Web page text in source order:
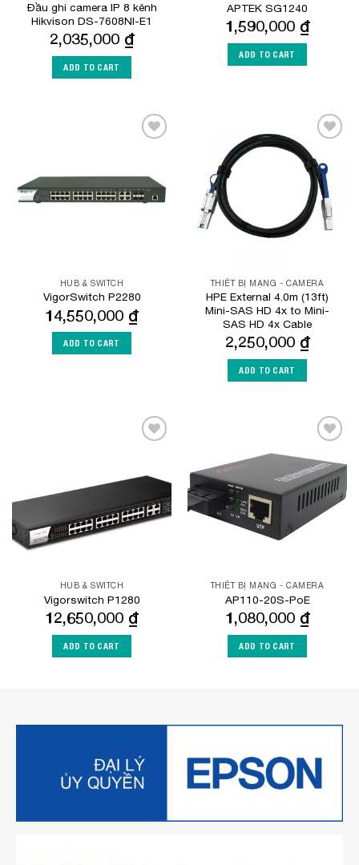
Đầu ghi camera IP 8 kênh
Hikvison DS-7608NI-E1
2,035,000 ₫
ADD TO CART
APTEK SG1240
1,590,000 ₫
ADD TO CART
HUB & SWITCH
VigorSwitch P2280
14,550,000 ₫
ADD TO CART
Add to
Wishlist
THIẾT BỊ MẠNG - CAMERA
HPE External 4.0m (13ft)
Mini-SAS HD 4x to Mini-
SAS HD 4x Cable
2,250,000 ₫
ADD TO CART
HUB & SWITCH
Vigorswitch P1280
12,650,000 ₫
ADD TO CART
Wishlist
THIẾT BỊ MẠNG - CAMERA
AP110-20S-PoE
1,080,000 ₫
ADD TO CART